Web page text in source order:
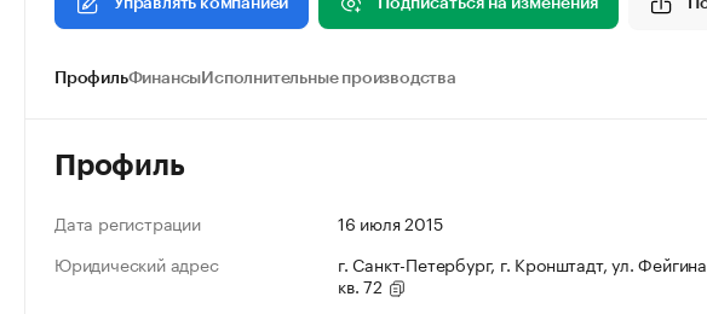
Управлять компанией
ПрофильФинансы Исполнительные производства
Профиль
Дата регистрации
16 июля 2015
Юридический адрес
г. Санкт-Петербург, г. Кронштадт, ул.
кв. 72